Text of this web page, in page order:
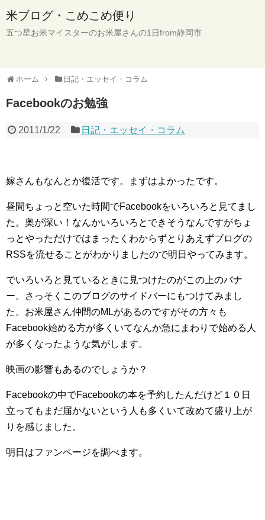
米ブログ・こめこめ便り
五つ星お米マイスターのお米屋さんの1日from静岡市
ホーム 日記・エッセイ・コラム
Facebookのお勉強
2011/1/22 日記・エッセイ・コラム
嫁さんもなんとか復活です。まずはよかったです。
昼間ちょっと空いた時間でFacebookをいろいろと見てまし
た。奥が深い！なんかいろいろとできそうなんですがちょ
っとやっただけではまったくわからずとりあえずブログの
RSSを流せることがわかりましたので明日やってみます。
でいろいろと見ているときに見つけたのがこの上のバナ
ー。さっそくこのブログのサイドバーにもつけてみまし
た。お米屋さん仲間のMLがあるのですがその方々も
Facebook始める方が多くいてなんか急にまわりで始める人
が多くなったような気がします。
映画の影響もあるのでしょうか？
Facebookの中でFacebookの本を予約したんだけど１０日
立ってもまだ届かないという人も多くいて改めて盛り上が
りを感じました。
明日はファンページを調べます。